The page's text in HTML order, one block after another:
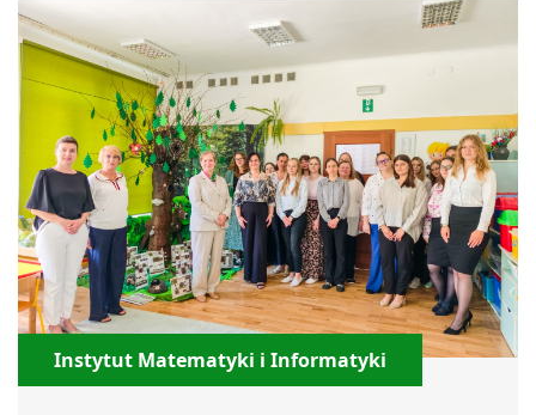
Instytut Matematyki i Informatyki